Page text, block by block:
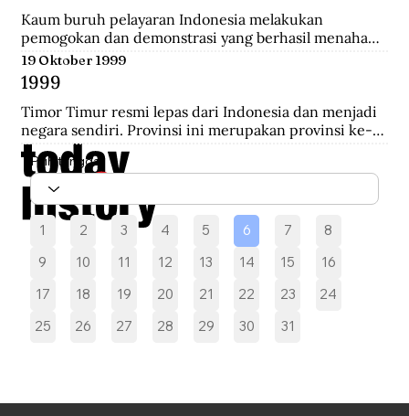
Pilih tanggal
1 2 3 4 5 6 7
8
9
10 11 12 13 14 15
16
17
18 19 20 21 22 23
24
25
26 27 28 29 30 31
melakukan pengepungan hingga terjadi penembakan
yang akhirnya saling serbu.
Kaum buruh pelayaran Indonesia melakukan
pemogokan dan demonstrasi yang berhasil menahan
sebelas kapal Belanda di Pelabuhan New York yang
akan mengangkut perlengkapan perang yang
diperoleh dari Pemerintah AS.
19 Oktober 1999
1999
Timor Timur resmi lepas dari Indonesia dan menjadi
negara sendiri. Provinsi ini merupakan provinsi ke-27
Indonesia selama 24 tahun.